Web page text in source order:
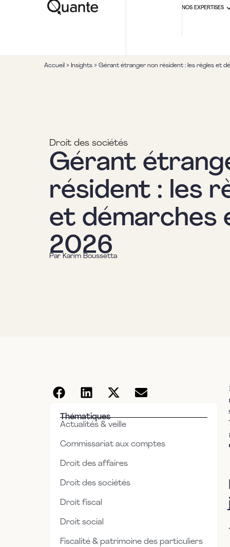
NOS EXPERTISES
Accueil > Insights > Gérant étranger non résident : les règles et
Droit des sociétés
Gérant
résident : les
et démarches
2026
Par Karim Boussetta
Thématiques
Actualités & veille
Commissariat aux comptes
Droit des affaires
Droit des sociétés
Droit fiscal
Droit social
Fiscalité & patrimoine des particuliers